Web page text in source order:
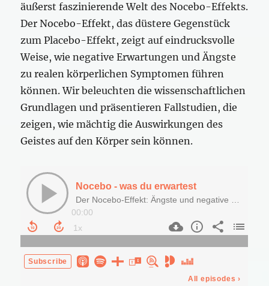
äußerst faszinierende Welt des Nocebo-Effekts.
Der Nocebo-Effekt, das düstere Gegenstück
zum Placebo-Effekt, zeigt auf eindrucksvolle
Weise, wie negative Erwartungen und Ängste
zu realen körperlichen Symptomen führen
können. Wir beleuchten die wissenschaftlichen
Grundlagen und präsentieren Fallstudien, die
zeigen, wie mächtig die Auswirkungen des
Geistes auf den Körper sein können.